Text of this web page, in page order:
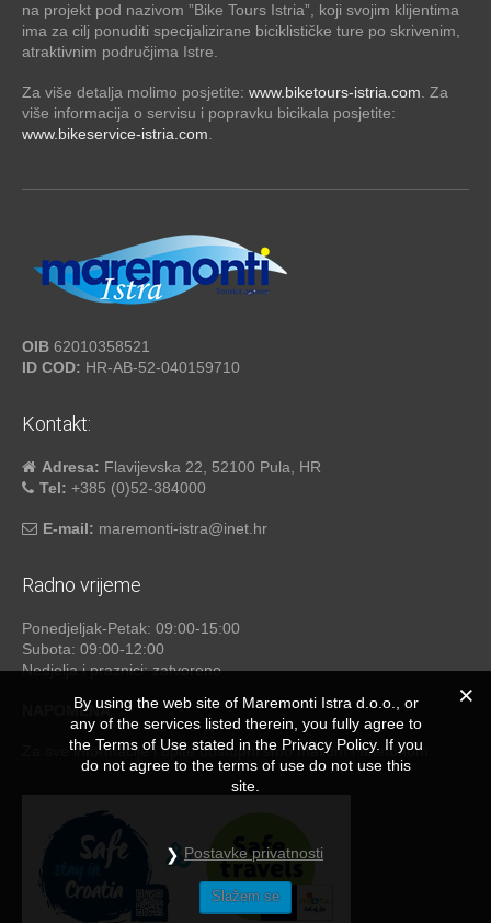
na projekt pod nazivom ”Bike Tours Istria”, koji svojim klijentima
ima za cilj ponuditi specijalizirane biciklističke ture po skrivenim,
atraktivnim područjima Istre.
Za više detalja molimo posjetite: www.biketours-istria.com. Za
više informacija o servisu i popravku bicikala posjetite:
www.bikeservice-istria.com.
OIB 62010358521
ID COD: HR-AB-52-040159710
Kontakt:
Adresa: Flavijevska 22, 52100 Pula, HR
Tel: +385 (0)52-384000
E-mail: maremonti-istra@inet.hr
Radno vrijeme
Ponedjeljak-Petak: 09:00-15:00
Subota: 09:00-12:00
Nedjelja i praznici: zatvoreno
NAPOMENA
Za sve informacije i upite dostupni smo mailom i telefonom.
By using the web site of Maremonti Istra d.o.o., or
any of the services listed therein, you fully agree to
the Terms of Use stated in the Privacy Policy. If you
do not agree to the terms of use do not use this
site.
Postavke privatnosti
Slažem se